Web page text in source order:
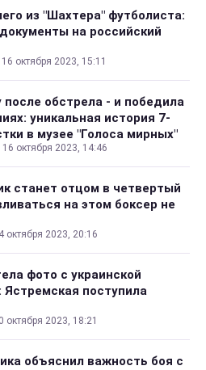
из "Шахтера" футболиста:
на российский
16 октября 2023, 15:11
после обстрела - и победила
уникальная история 7-
в музее "Голоса мирных"
16 октября 2023, 14:46
станет отцом в четвертый
на этом боксер не
октября 2023, 20:16
фото с украинской
Ястремская поступила
октября 2023, 18:21
объяснил важность боя с